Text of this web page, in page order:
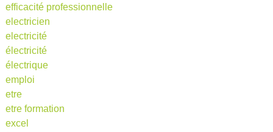
efficacité professionnelle
electricien
electricité
électricité
électrique
emploi
etre
etre formation
excel